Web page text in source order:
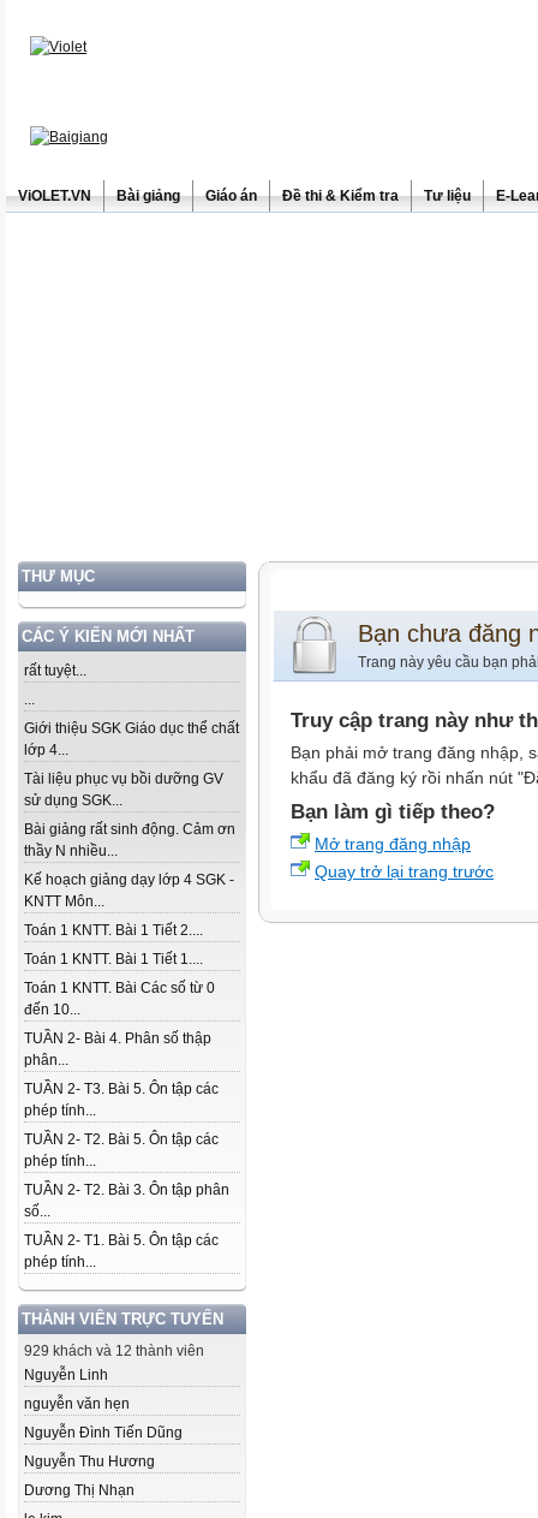
ViOLET.VN Bài giảng Giáo án Đề thi & Kiểm tra Tư liệu E-
THƯ MỤC
CÁC Ý KIẾN MỚI NHẤT
rất tuyệt...
...
Giới thiệu SGK Giáo dục thể chất
lớp 4...
Tài liệu phục vụ bồi dưỡng GV
sử dụng SGK...
Bài giảng rất sinh động. Cảm ơn
thầy N nhiều...
Kế hoạch giảng dạy lớp 4 SGK -
KNTT Môn...
Toán 1 KNTT. Bài 1 Tiết 2....
Toán 1 KNTT. Bài 1 Tiết 1....
Toán 1 KNTT. Bài Các số từ 0
đến 10...
TUẦN 2- Bài 4. Phân số thập
phân...
TUẦN 2- T3. Bài 5. Ôn tập các
phép tính...
TUẦN 2- T2. Bài 5. Ôn tập các
phép tính...
TUẦN 2- T2. Bài 3. Ôn tập phân
số...
TUẦN 2- T1. Bài 5. Ôn tập các
phép tính...
THÀNH VIÊN TRỰC TUYẾN
929 khách và 12 thành viên
Nguyễn Linh
nguyễn văn hẹn
Nguyễn Đình Tiến Dũng
Nguyễn Thu Hương
Dương Thị Nhạn
Bạn chưa đăng
Trang này yêu cầu bạn
Truy cập trang này như
Bạn phải mở trang đăng nhập,
khẩu đã đăng ký rồi nhấn nút
Bạn làm gì tiếp theo?
Mở trang đăng nhập
Quay trở lại trang trước